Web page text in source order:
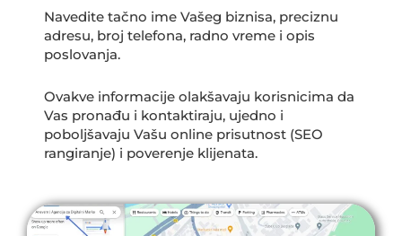
Navedite tačno ime Vašeg biznisa, preciznu
adresu, broj telefona, radno vreme i opis
poslovanja.
Ovakve informacije olakšavaju korisnicima da
Vas pronađu i kontaktiraju, ujedno i
poboljšavaju Vašu online prisutnost (SEO
rangiranje) i poverenje klijenata.